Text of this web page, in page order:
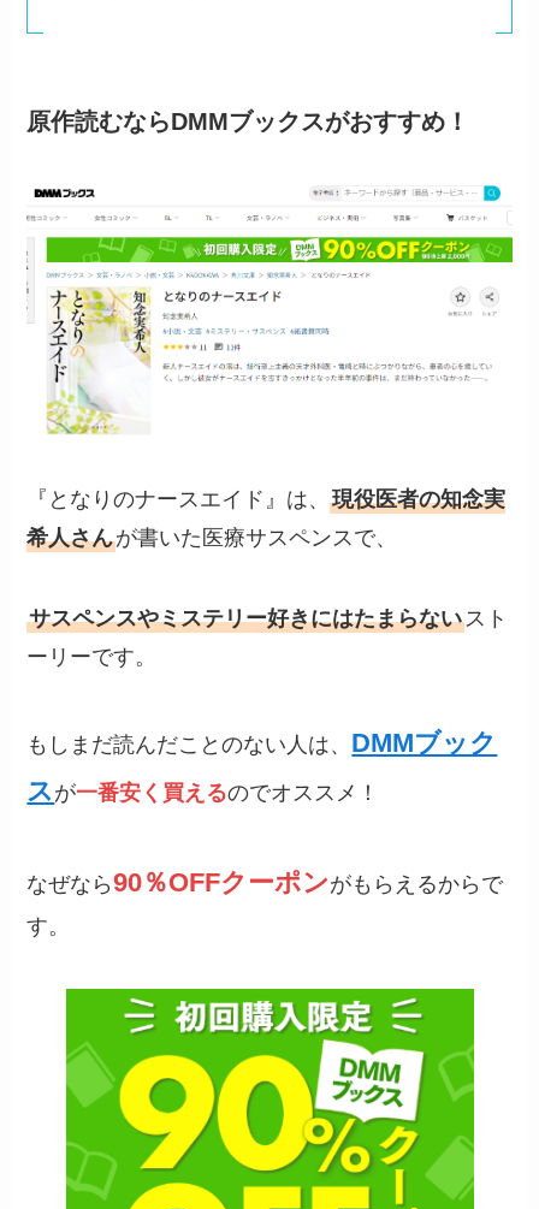
原作読むならDMMブックスがおすすめ！
『となりのナースエイド』は、現役医者の知念実
希人さんが書いた医療サスペンスで、
サスペンスやミステリー好きにはたまらないスト
ーリーです。
もしまだ読んだことのない人は、 DMMブック
ス が一番安く買えるのでオススメ！
なぜなら90％OFFクーポンがもらえるからで
す。